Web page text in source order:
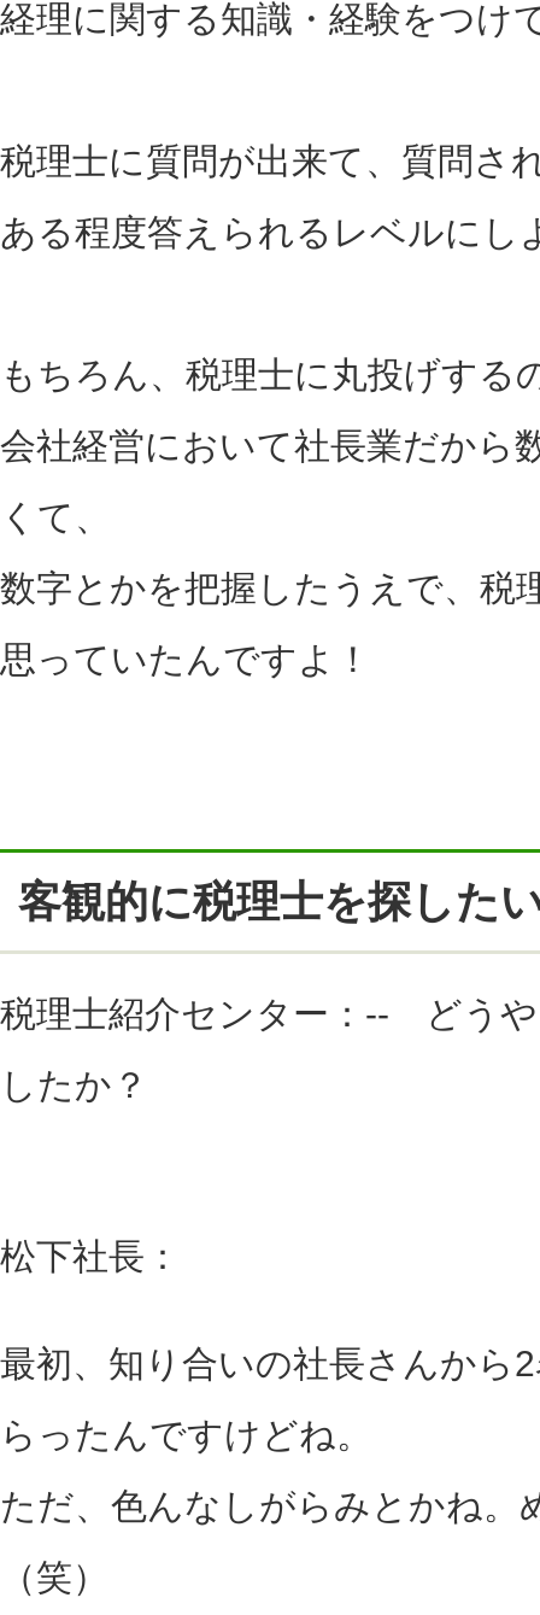
経理に関する知識・経験をつけ
税理士に質問が出来て、質問さ
ある程度答えられるレベルにし
もちろん、税理士に丸投げする
会社経営において社長業だから
くて、
数字とかを把握したうえで、税
思っていたんですよ！
客観的に税理士を探した
税理士紹介センター：-- どう
したか？
松下社長：
最初、知り合いの社長さんから
らったんですけどね。
ただ、色んなしがらみとかね。
（笑）